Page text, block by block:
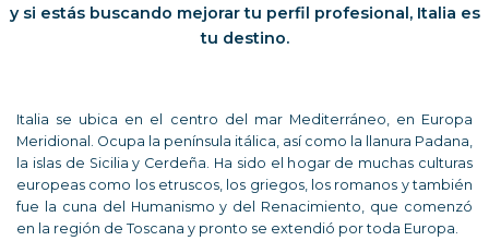
y si estás buscando mejorar tu perfil profesional, Italia es
tu destino.
Italia se ubica en el centro del mar Mediterráneo, en Europa
Meridional. Ocupa la península itálica, así como la llanura Padana,
la islas de Sicilia y Cerdeña. Ha sido el hogar de muchas culturas
europeas como los etruscos, los griegos, los romanos y también
fue la cuna del Humanismo y del Renacimiento, que comenzó
en la región de Toscana y pronto se extendió por toda Europa.